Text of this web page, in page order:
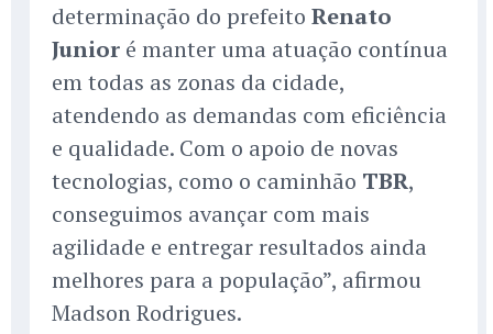
determinação do prefeito Renato
Junior é manter uma atuação contínua
em todas as zonas da cidade,
atendendo as demandas com eficiência
e qualidade. Com o apoio de novas
tecnologias, como o caminhão TBR,
conseguimos avançar com mais
agilidade e entregar resultados ainda
melhores para a população”, afirmou
Madson Rodrigues.